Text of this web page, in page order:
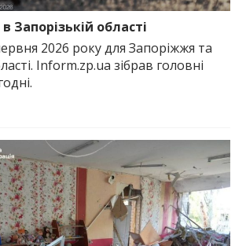
найважливішу інформацію про події
міста Запоріжжя та області.
Запорізькій області
2026 року для Запоріжжя та
Inform.zp.ua зібрав головні